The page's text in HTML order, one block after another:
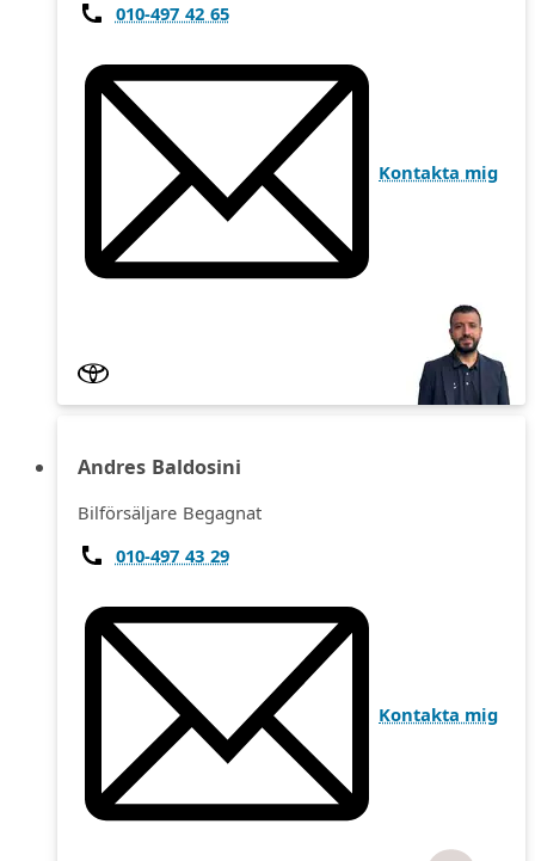
010-497 42 65
Kontakta mig
Andres Baldosini
Bilförsäljare Begagnat
010-497 43 29
Kontakta mig